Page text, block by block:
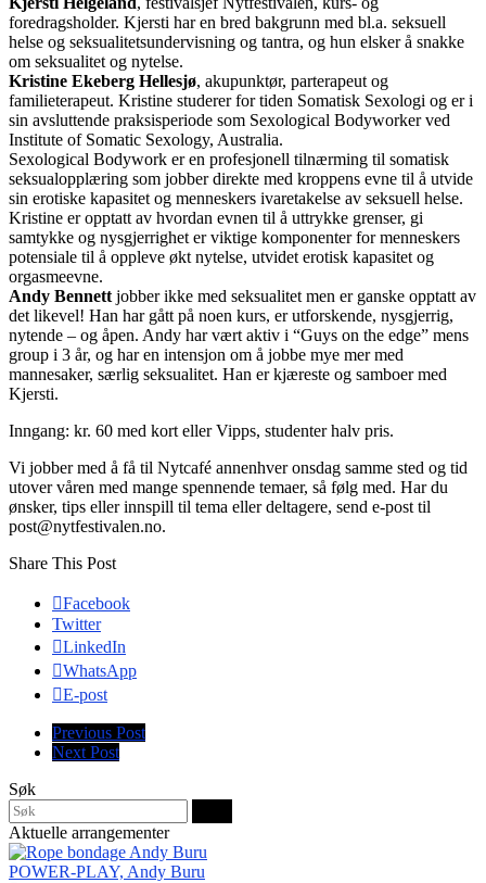
foredragsholder. Kjersti har en bred bakgrunn med bl.a. seksuell
helse og seksualitetsundervisning og tantra, og hun elsker å snakke
om seksualitet og nytelse.
Kristine Ekeberg Hellesjø, akupunktør, parterapeut og
familieterapeut. Kristine studerer for tiden Somatisk Sexologi og er i
sin avsluttende praksisperiode som Sexological Bodyworker ved
Institute of Somatic Sexology, Australia.
Sexological Bodywork er en profesjonell tilnærming til somatisk
seksualopplæring som jobber direkte med kroppens evne til å utvide
sin erotiske kapasitet og menneskers ivaretakelse av seksuell helse.
Kristine er opptatt av hvordan evnen til å uttrykke grenser, gi
samtykke og nysgjerrighet er viktige komponenter for menneskers
potensiale til å oppleve økt nytelse, utvidet erotisk kapasitet og
orgasmeevne.
Andy Bennettjobber ikke med seksualitet men er ganske opptatt av
det likevel! Han har gått på noen kurs, er utforskende, nysgjerrig,
nytende – og åpen. Andy har vært aktiv i “Guys on the edge” mens
group i 3 år, og har en intensjon om å jobbe mye mer med
mannesaker, særlig seksualitet. Han er kjæreste og samboer med
Kjersti.
Inngang: kr. 60 med kort eller Vipps, studenter halv pris.
Vi jobber med å få til Nytcafé annenhver onsdag samme sted og tid
utover våren med mange spennende temaer, så følg med. Har du
ønsker, tips eller innspill til tema eller deltagere, send e-post til
post@nytfestivalen.no.
Share This Post
Facebook
Twitter
LinkedIn
WhatsApp
E-post
Previous Post
Next Post
Søk
Aktuelle arrangementer
POWER-PLAY, Andy Buru